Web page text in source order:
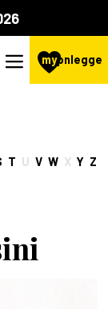
mypnlegge
T U V W X Y Z